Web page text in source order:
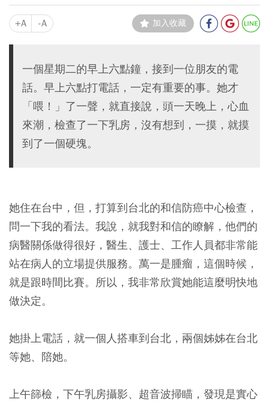
+A -A 加入收藏
一個星期二的早上六點鐘，接到一位朋友的電
話。早上六點打電話，一定有重要的事。她才
「喂！」了一聲，就直接說，頭一天晚上，心血
來潮，檢查了一下乳房，沒有想到，一摸，就摸
到了一個硬塊。
她住在台中，但，打算到台北的和信防癌中心檢查，
問一下我的看法。我說，就我對和信的瞭解，他們的
病醫關係做得很好，醫生、護士、工作人員都非常能
站在病人的立場提供服務。萬一是腫瘤，這個時候，
就是跟時間比賽。所以，我非常欣賞她能這麼明快地
做決定。
她掛上電話，就一個人搭車到台北，兩個姊姊在台北
等她、陪她。
上午篩檢，下午乳房攝影、超音波掃瞄，發現是實心